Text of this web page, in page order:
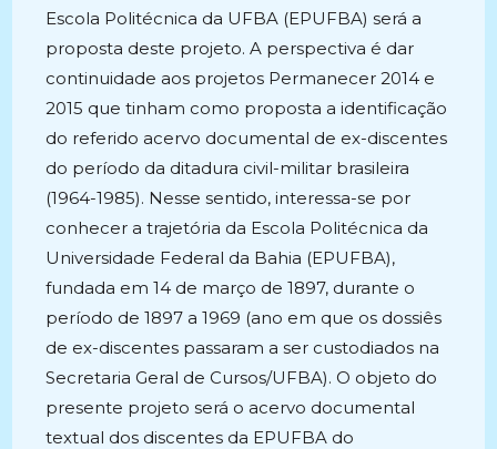
Escola Politécnica da UFBA (EPUFBA) será a
proposta deste projeto. A perspectiva é dar
continuidade aos projetos Permanecer 2014 e
2015 que tinham como proposta a identificação
do referido acervo documental de ex-discentes
do período da ditadura civil-militar brasileira
(1964-1985). Nesse sentido, interessa-se por
conhecer a trajetória da Escola Politécnica da
Universidade Federal da Bahia (EPUFBA),
fundada em 14 de março de 1897, durante o
período de 1897 a 1969 (ano em que os dossiês
de ex-discentes passaram a ser custodiados na
Secretaria Geral de Cursos/UFBA). O objeto do
presente projeto será o acervo documental
textual dos discentes da EPUFBA do